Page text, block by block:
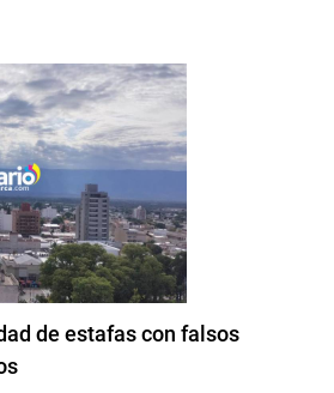
de estafas con falsos